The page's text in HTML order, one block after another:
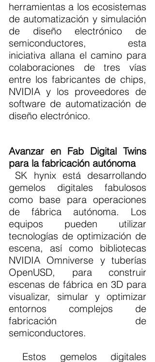
herramientas a los ecosistemas
de automatización y simulación
de diseño electrónico de
semiconductores, esta
iniciativa allana el camino para
colaboraciones de tres vías
entre los fabricantes de chips,
NVIDIA y los proveedores de
software de automatización de
diseño electrónico.
Avanzar en Fab Digital Twins
para la fabricación autónoma
gemelos digitales fabulosos
como base para operaciones
de fábrica autónoma. Los
equipos pueden utilizar
tecnologías de optimización de
escena, así como bibliotecas
NVIDIA Omniverse y tuberías
OpenUSD, para construir
escenas de fábrica en 3D para
visualizar, simular y optimizar
entornos complejos de
fabricación de
semiconductores.